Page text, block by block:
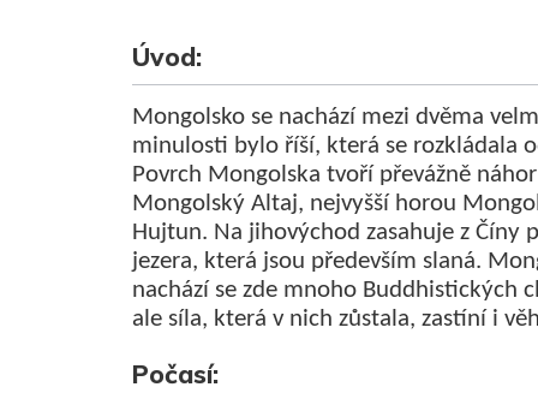
Úvod:
Mongolsko se nachází mezi dvěma
minulosti bylo říší, která se rozkládala
Povrch Mongolska tvoří převážně
Mongolský Altaj, nejvyšší horou
Hujtun. Na jihovýchod zasahuje z Číny
jezera, která jsou především slaná.
nachází se zde mnoho Buddhistických
ale síla, která v nich zůstala, zastíní i
Počasí: